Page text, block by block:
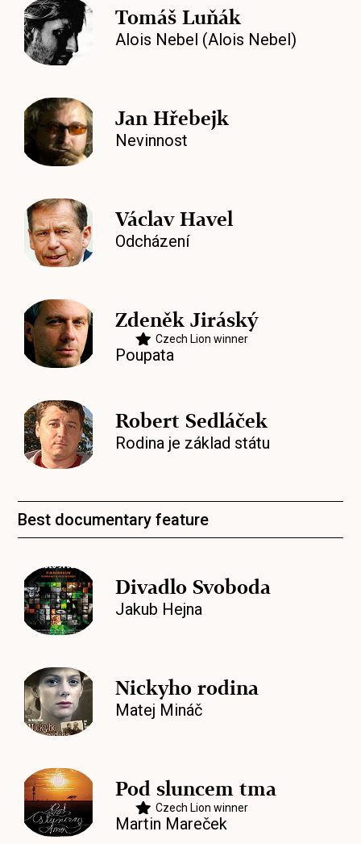
Tomáš Luňák
Alois Nebel (Alois Nebel)
Jan Hřebejk
Nevinnost
Václav Havel
Odcházení
Zdeněk Jiráský
Czech Lion winner
Poupata
Robert Sedláček
Rodina je základ státu
Best documentary feature
Divadlo Svoboda
Jakub Hejna
Nickyho rodina
Matej Mináč
Pod sluncem tma
Czech Lion winner
Martin Mareček